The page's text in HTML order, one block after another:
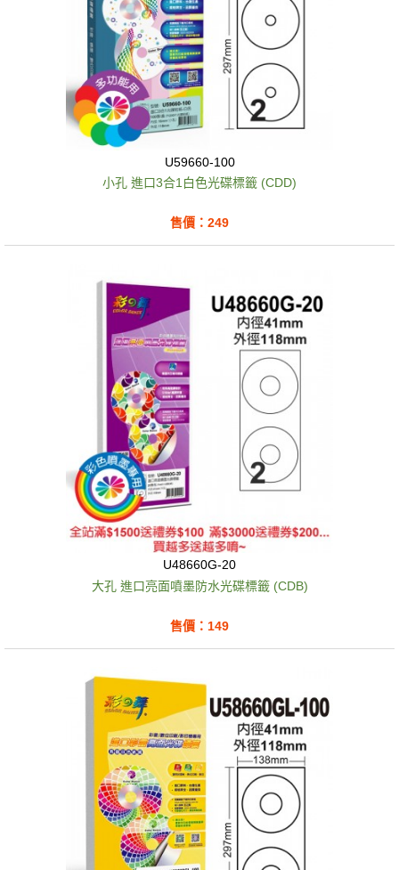
U59660-100
小孔 進口3合1白色光碟標籤 (CDD)
售價：249
U48660G-20
大孔 進口亮面噴墨防水光碟標籤 (CDB)
售價：149